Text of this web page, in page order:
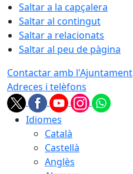
Saltar a la capçalera
Saltar al contingut
Saltar a relacionats
Saltar al peu de pàgina
Contactar amb l'Ajuntament
Adreces i telèfons
Idiomes
Català
Castellà
Anglès